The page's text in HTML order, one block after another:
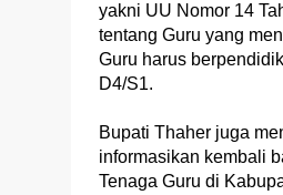
yakni UU Nomor 14
tentang Guru yang
Guru harus
D4/S1.
Bupati Thaher juga
informasikan kembali
Tenaga Guru di